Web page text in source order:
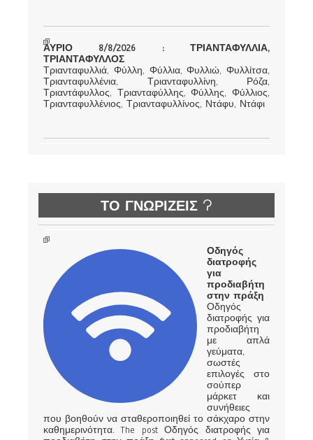
ΑΥΡΙΟ 8/8/2026 : ΤΡΙΑΝΤΑΦΥΛΛΙΑ,
ΤΡΙΑΝΤΑΦΥΛΛΟΣ
Τριανταφυλλιά, Φύλλη, Φύλλια, Φυλλιώ, Φυλλίτσα,
Τριανταφυλλένια, Τριανταφυλλίνη, Ρόζα,
Τριαντάφυλλος, Τριανταφύλλης, Φύλλης, Φύλλιος,
Τριανταφυλλένιος, Τριανταφυλλίνος, Ντάφυ, Ντάφι
ΤΟ ΓΝΩΡΙΖΕΙΣ ?
Οδηγός
διατροφής
για
προδιαβήτη
στην πράξη
Οδηγός
διατροφής για
προδιαβήτη
με απλά
γεύματα,
σωστές
επιλογές στο
σούπερ
μάρκετ και
συνήθειες
που βοηθούν να σταθεροποιηθεί το σάκχαρο στην
καθημερινότητα. The post Οδηγός διατροφής για